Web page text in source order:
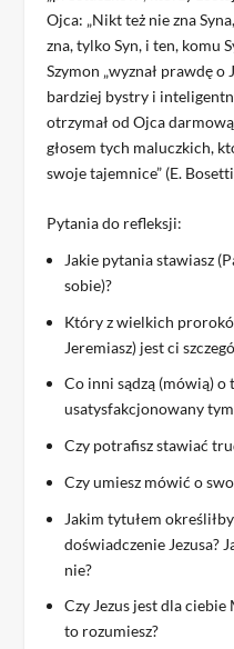
Ojca: „Nikt też nie zna
zna, tylko Syn, i ten, komu
Szymon „wyznał prawdę o
bardziej bystry i
otrzymał od Ojca
głosem tych maluczkich,
swoje tajemnice” (E.
Pytania do refleksji:
Jakie pytania stawiasz
sobie)?
Który z wielkich
Jeremiasz) jest ci
Co inni sądzą (mówią) o
usatysfakcjonowany
Czy potrafisz stawiać
Czy umiesz mówić o
Jakim tytułem
doświadczenie Jezusa?
nie?
Czy Jezus jest dla ciebie
to rozumiesz?